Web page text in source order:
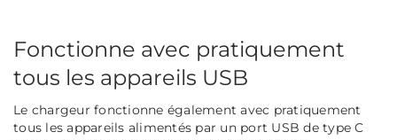
Fonctionne avec pratiquement
tous les appareils USB
Le chargeur fonctionne également avec pratiquement
tous les appareils alimentés par un port USB de type C